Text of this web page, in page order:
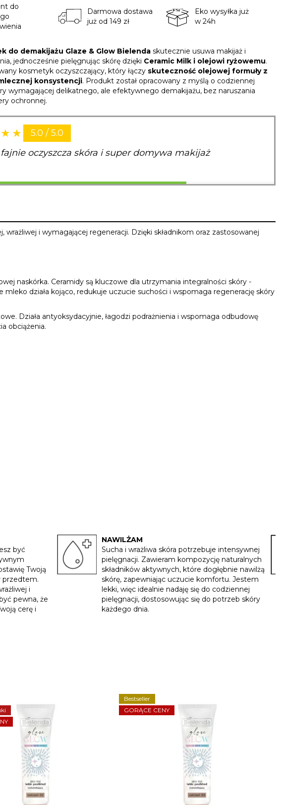
do
Darmowa dostawa
już od 149 zł
Eko wysyłka już
w 24h
do demakijażu Glaze & Glow Bielenda skutecznie usuwa makijaż i
jednocześnie pielęgnując skórę dzięki Ceramic Milk i olejowi ryżowemu.
kosmetyk oczyszczający, który łączy skuteczność olejowej formuły z
konsystencji. Produkt został opracowany z myślą o codziennej
wymagającej delikatnego, ale efektywnego demakijażu, bez naruszania
ochronnej.
5.0 / 5.0
oczyszcza skóra i super domywa makijaż
wrażliwej i wymagającej regeneracji. Dzięki składnikom oraz zastosowanej
naskórka. Ceramidy są kluczowe dla utrzymania integralności skóry -
działa kojąco, redukuje uczucie suchości i wspomaga regenerację skóry
Działa antyoksydacyjnie, łagodzi podrażnienia i wspomaga odbudowę
obciążenia.
być
Twoją
przedtem.
i
pewna, że
cerę i
NAWILŻAM
Sucha i wrażliwa skóra potrzebuje intensywnej
pielęgnacji. Zawieram kompozycję naturalnych
składników aktywnych, które dogłębnie nawilżą
skórę, zapewniając uczucie komfortu. Jestem
lekki, więc idealnie nadaję się do codziennej
pielęgnacji, dostosowując się do potrzeb skóry
każdego dnia.
Bestseller
GORĄCE CENY